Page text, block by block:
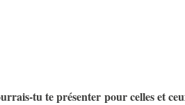
tu te présenter pour celles et